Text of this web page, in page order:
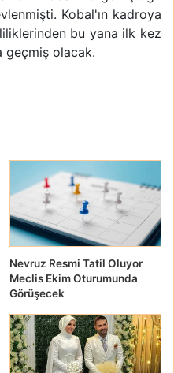
Kobal'ın kadroya
bu yana ilk kez
geçmiş olacak.
Nevruz Resmi Tatil Oluyor
Meclis Ekim Oturumunda
Görüşecek